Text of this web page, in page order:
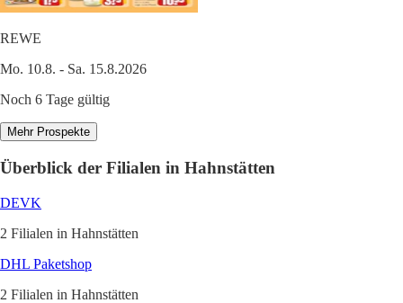
REWE
Mo. 10.8. - Sa. 15.8.2026
Noch 6 Tage gültig
Mehr Prospekte
Überblick der Filialen in Hahnstätten
DEVK
2 Filialen in Hahnstätten
DHL Paketshop
2 Filialen in Hahnstätten